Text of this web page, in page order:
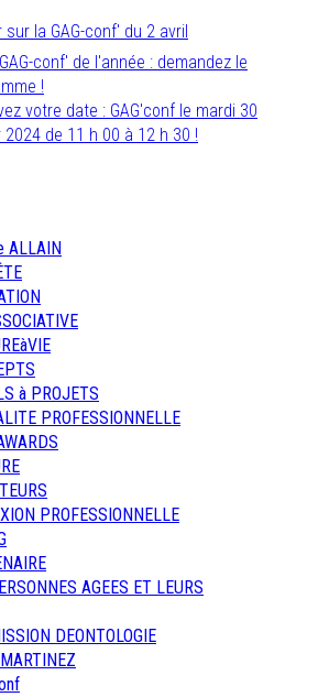
sur la GAG-conf' du 2 avril
conf' de l'année : demandez le
!
votre date : GAG'conf le mardi 30
2024 de 11 h 00 à 12 h 30 !
ALLAIN
à PROJETS
PROFESSIONNELLE
PROFESSIONNELLE
AGEES ET LEURS
DEONTOLOGIE